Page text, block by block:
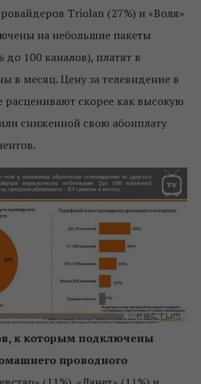
Triolan (27%) и «Воля»
на небольшие пакеты
до 100 каналов), платят в
в месяц. Цену за телевидение в
расценивают скорее как высокую
сниженной свою абонплату
к которым подключены
проводного